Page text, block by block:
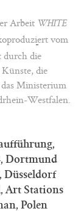
Arbeit WHITE
vom
durch die
die
Ministerium
Westfalen.
Dortmund
Düsseldorf
Art Stations
Polen